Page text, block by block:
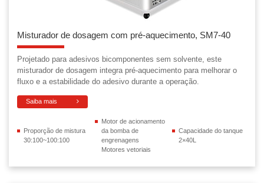
Misturador de dosagem com pré-aquecimento, SM7-40
Projetado para adesivos bicomponentes sem solvente, este
misturador de dosagem integra pré-aquecimento para melhorar o
fluxo e a estabilidade do adesivo durante a operação.
Saiba mais
Proporção de mistura
30:100~100:100
Motor de acionamento
da bomba de
engrenagens
Motores vetoriais
Capacidade do tanque
2×40L